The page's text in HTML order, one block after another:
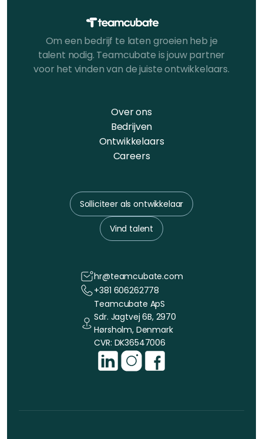
Om een bedrijf te laten groeien heb je
talent nodig. Teamcubate is jouw partner
voor het vinden van de juiste ontwikkelaars.
Over ons
Bedrijven
Ontwikkelaars
Careers
Solliciteer als ontwikkelaar
Vind talent
hr@teamcubate.com
+381 606262778
Teamcubate ApS
Sdr. Jagtvej 6B, 2970
Hørsholm, Denmark
CVR: DK36547006